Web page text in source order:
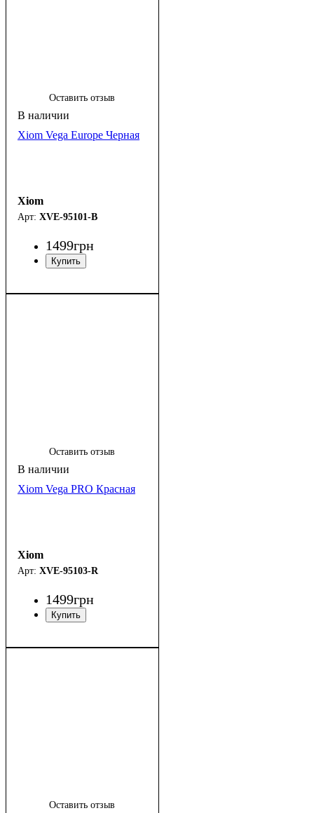
Оставить отзыв
Xiom Vega Europe Черная
Xiom
XVE-95101-B
1499грн
Оставить отзыв
Xiom Vega PRO Красная
Xiom
XVE-95103-R
1499грн
Оставить отзыв